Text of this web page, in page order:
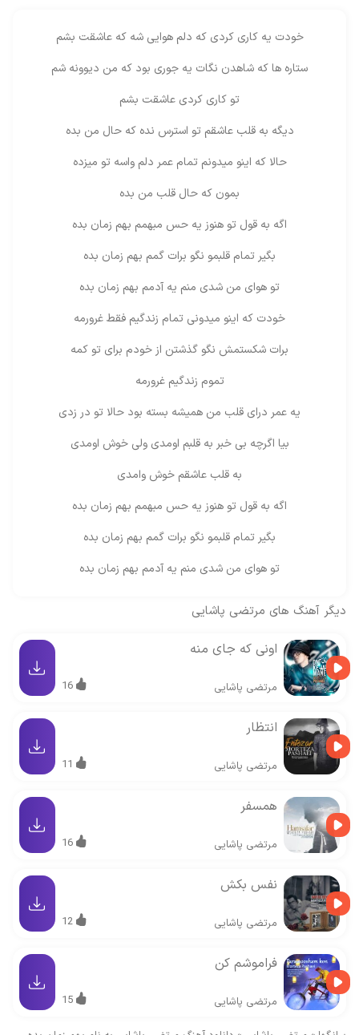
خودت یه کاری کردی که دلم هوایی شه که عاشقت بشم
ستاره ها که شاهدن نگات یه جوری بود که من دیوونه شم
تو کاری کردی عاشقت بشم
دیگه به قلب عاشقم تو استرس نده که حال من بده
حالا که اینو میدونم تمام عمر دلم واسه تو میزده
بمون که حال قلب من بده
اگه به قول تو هنوز یه حس مبهمم بهم زمان بده
بگیر تمام قلبمو نگو برات گمم بهم زمان بده
تو هوای من شدی منم یه آدمم بهم زمان بده
خودت که اینو میدونی تمام زندگیم فقط غرورمه
برات شکستمش نگو گذشتن از خودم برای تو کمه
تموم زندگیم غرورمه
یه عمر درای قلب من همیشه بسته بود حالا تو در زدی
بیا اگرچه بی خبر به قلبم اومدی ولی خوش اومدی
به قلب عاشقم خوش وامدی
اگه به قول تو هنوز یه حس مبهمم بهم زمان بده
بگیر تمام قلبمو نگو برات گمم بهم زمان بده
تو هوای من شدی منم یه آدمم بهم زمان بده
دیگر آهنگ های مرتضی پاشایی
اونی که جای منه
مرتضی پاشایی 16
انتظار
مرتضی پاشایی 11
همسفر
مرتضی پاشایی 16
نفس بکش
مرتضی پاشایی 12
فراموشم کن
مرتضی پاشایی 15